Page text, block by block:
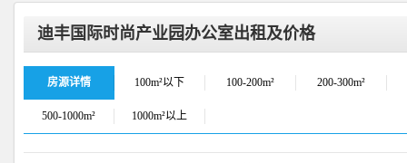
迪丰国际时尚产业园办公室出租及价格
房源详情 100m²以下 100-200m² 200-300m²
500-1000m² 1000m²以上